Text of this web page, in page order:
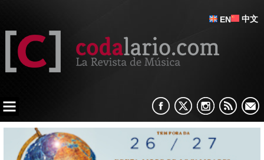
EN 中文